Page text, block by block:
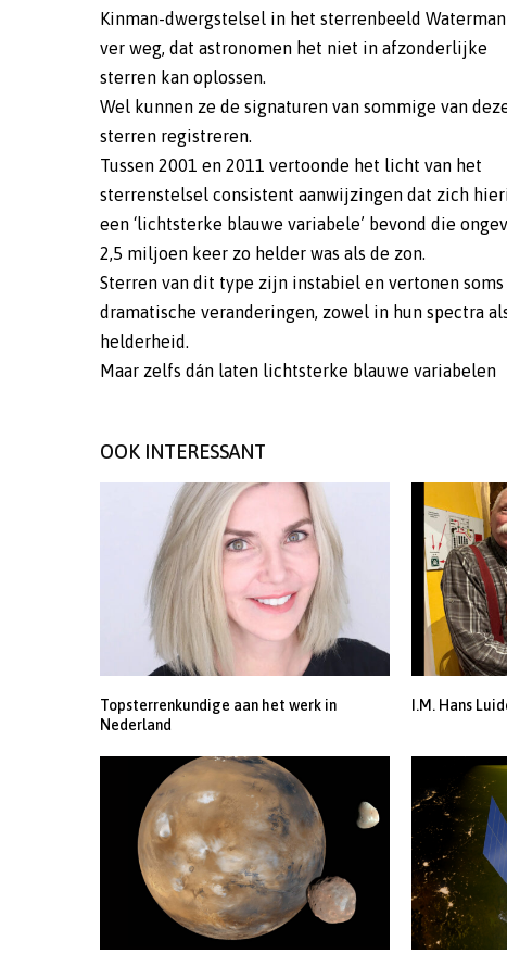
Kinman-dwergstelsel in het sterrenbeeld
ver weg, dat astronomen het niet in afzonderlijke
sterren kan oplossen.
Wel kunnen ze de signaturen van sommige van
sterren registreren.
Tussen 2001 en 2011 vertoonde het licht van het
sterrenstelsel consistent aanwijzingen dat zich
een ‘lichtsterke blauwe variabele’ bevond die
2,5 miljoen keer zo helder was als de zon.
Sterren van dit type zijn instabiel en vertonen soms
dramatische veranderingen, zowel in hun spectra
helderheid.
Maar zelfs dán laten lichtsterke blauwe variabelen
OOK INTERESSANT
Topsterrenkundige aan het werk in
Nederland
I.M. Hans